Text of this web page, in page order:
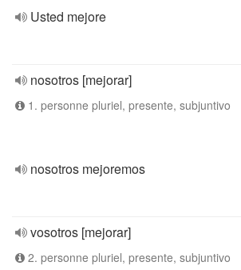
Usted mejore
nosotros [mejorar]
1. personne pluriel, presente, subjuntivo
nosotros mejoremos
vosotros [mejorar]
2. personne pluriel, presente, subjuntivo